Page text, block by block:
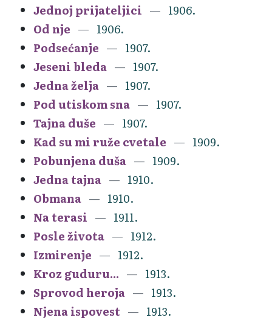
Jednoj prijateljici
1906.
Od nje
1906.
Podsećanje
1907.
Jeseni bleda
1907.
Jedna želja
1907.
Pod utiskom sna
1907.
Tajna duše
1907.
Kad su mi ruže cvetale
1909.
Pobunjena duša
1909.
Jedna tajna
1910.
Obmana
1910.
Na terasi
1911.
Posle života
1912.
Izmirenje
1912.
Kroz guduru...
1913.
Sprovod heroja
1913.
Njena ispovest
1913.